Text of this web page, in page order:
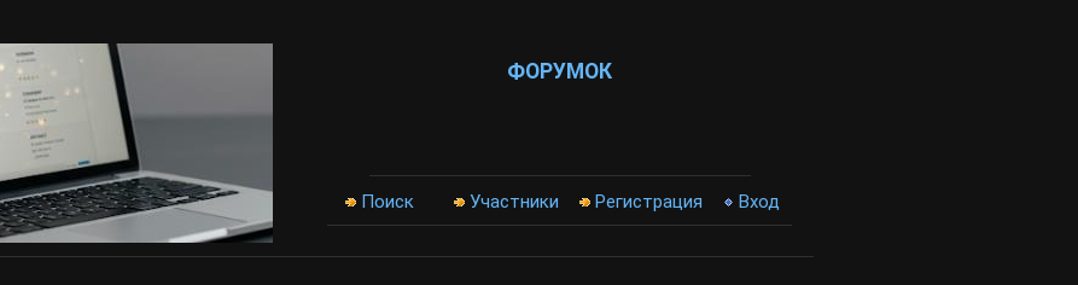
ФОРУМОК
Поиск Участники Регистрация Вход